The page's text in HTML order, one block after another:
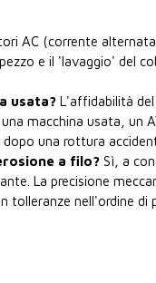
AC (corrente
e il 'lavaggio' del
usata? L'affidabilità
macchina usata, un
una rottura
a filo? Sì, a
La precisione
tolleranze nell'ordine di